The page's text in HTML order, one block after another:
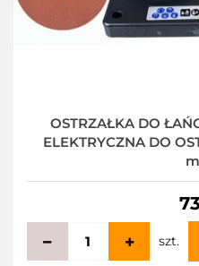
OSTRZAŁKA DO
ELEKTRYCZNA DO
szt.